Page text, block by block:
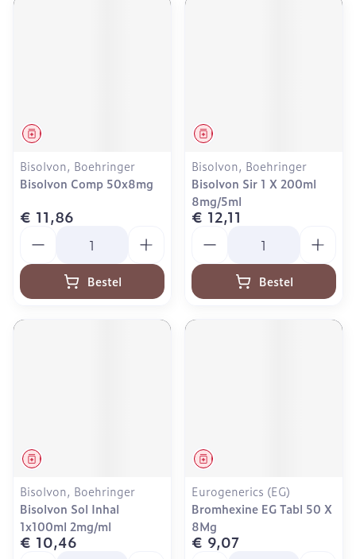
Geneesmiddel
Bisolvon, Boehringer
Bisolvon Comp 50x8mg
€ 11,86
Bestel
Geneesmiddel
Bisolvon, Boehringer
Bisolvon Sir 1 X 200ml
8mg/5ml
€ 12,11
Bestel
Geneesmiddel
Bisolvon, Boehringer
Bisolvon Sol Inhal
1x100ml 2mg/ml
€ 10,46
Geneesmiddel
Eurogenerics (EG)
Bromhexine EG Tabl 50 X
8Mg
€ 9,07